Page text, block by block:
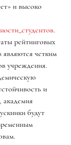
и высоко
.
рейтинговых
являются четким
учреждения.
и
академия
будут